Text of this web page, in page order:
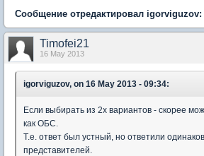
Сообщение отредактировал igorviguzov:
Timofei21
16 May 2013
igorviguzov, on 16 May 2013 - 09:34:
Если выбирать из 2х вариантов - скорее
как ОБС.
Т.е. ответ был устный, но ответили
представителей.